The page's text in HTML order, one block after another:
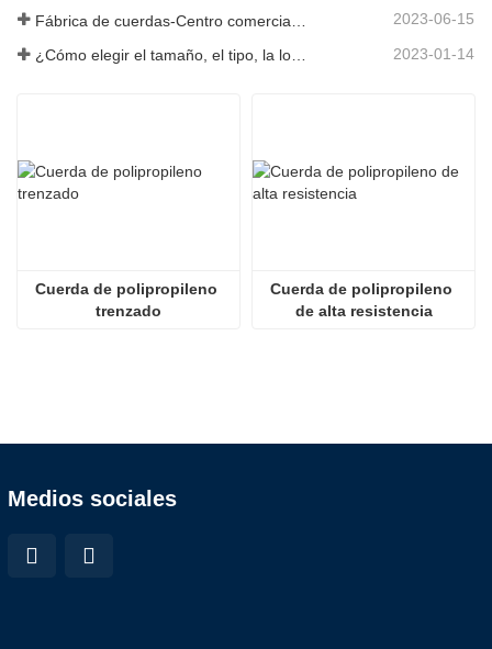
2023-06-15
2023-01-14
Cuerda de polipropileno
trenzado
Cuerda de polipropileno
de alta resistencia
Medios sociales